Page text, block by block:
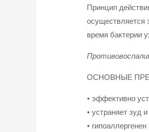
Принцип
осуществляется
время бактерии
ОСНОВНЫЕ
• эффективно
• устраняет зуд
•